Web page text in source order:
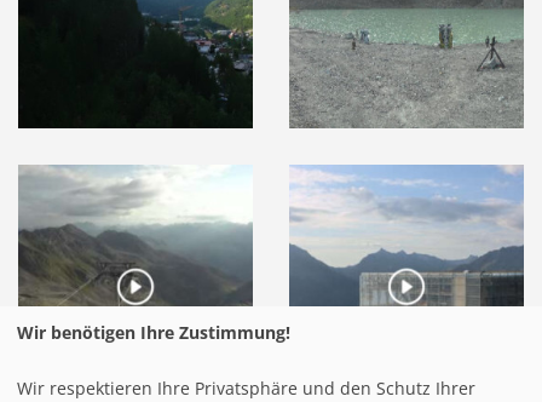
Wir benötigen Ihre Zustimmung!
Wir respektieren Ihre Privatsphäre und den Schutz Ihrer